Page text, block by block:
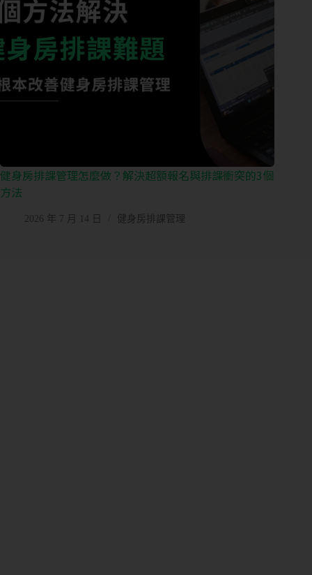
健身房排課管理怎麼做？解決超額報名與排課衝突的3個
方法
2026 年 7 月 14 日 健身房排課管理